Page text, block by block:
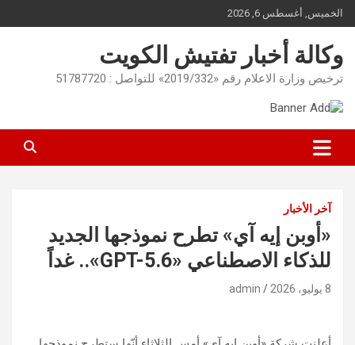
Skip
to
content
الخميس, أغسطس 6, 2026
وكالة أخبار تفتيش الكويت
ترخيص وزارة الاعلام رقم «2019/332» للتواصل : 51787720
آخر الأخبار
«أوبن إيه آي» تطرح نموذجها الجديد
للذكاء الاصطناعي «GPT-5.6».. غداً
8 يوليو، 2026 admin